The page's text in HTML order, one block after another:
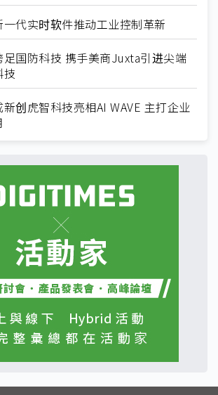
代实时软件推动工业控制革新
足国防科技 携手美商Juxta引进尖端
技
创虎智科技亮相AI WAVE 主打企业